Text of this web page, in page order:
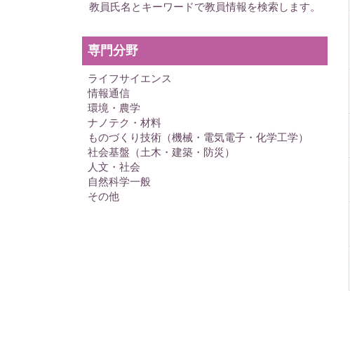
教員氏名とキーワードで教員情報を検索します。
専門分野
ライフサイエンス
情報通信
環境・農学
ナノテク・材料
ものづくり技術（機械・電気電子・化学工学）
社会基盤（土木・建築・防災）
人文・社会
自然科学一般
その他